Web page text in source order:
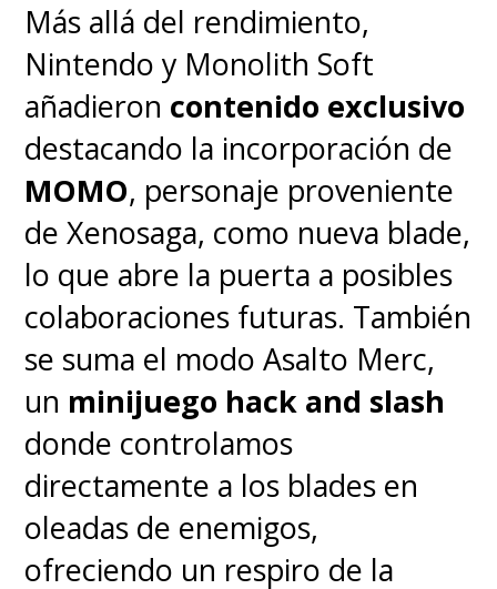
La app Salud de Huawei es el
centro neurálgico del Watch GT
6 Pro y desde ahí se despliega
unaradiografía completa de
tu estado físico y mentalcon
frecuencia cardíaca, sueño,
estrés, oxigenación,
temperatura, ritmo de
Más allá del rendimiento,
Nintendo y Monolith Soft
añadieron contenido exclusivo
destacando la incorporación de
MOMO, personaje proveniente
de Xenosaga, como nueva blade,
lo que abre la puerta a posibles
colaboraciones futuras. También
se suma el modo Asalto Merc,
un minijuego hack and slash
donde controlamos
directamente a los blades en
oleadas de enemigos,
ofreciendo un respiro de la